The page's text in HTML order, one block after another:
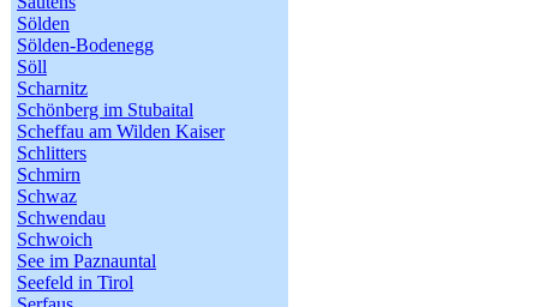
Sölden
Sölden-Bodenegg
Söll
Scharnitz
Schönberg im Stubaital
Scheffau am Wilden Kaiser
Schlitters
Schmirn
Schwaz
Schwendau
Schwoich
See im Paznauntal
Seefeld in Tirol